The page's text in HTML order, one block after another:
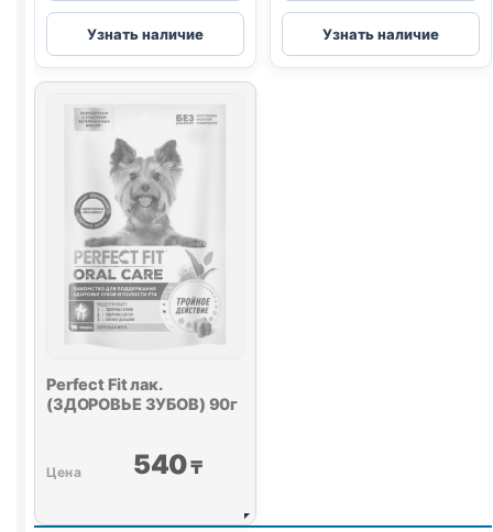
Perfect
Fit
лак.
СУСТАВОВ)
130г
Узнать наличие
Perfect
Fit
лак.
Узнать наличие
Perfect Fit лак.
(ЗДОРОВЬЕ ЗУБОВ) 90г
540₸